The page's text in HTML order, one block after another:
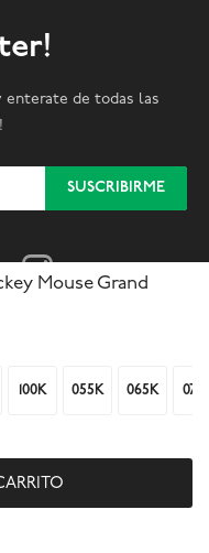
Mouse Grand
100K 055K 065K
enterate de todas las
SUSCRIBIRME
